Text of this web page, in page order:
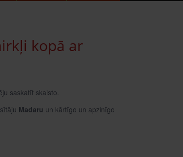
kopā ar
saskatīt skaisto.
Madaru un kārtīgo un apzinīgo